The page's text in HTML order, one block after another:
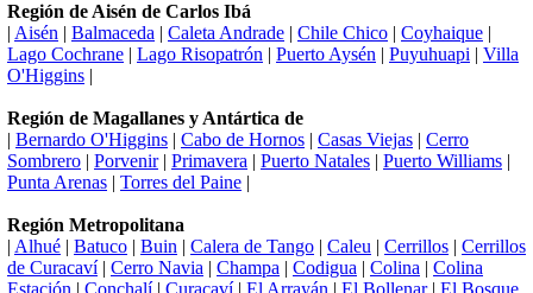
Región de Aisén de Carlos Ibá
| Aisén | Balmaceda | Caleta Andrade | Chile Chico | Coyhaique |
Lago Cochrane | Lago Risopatrón | Puerto Aysén | Puyuhuapi | Villa
O'Higgins |
Región de Magallanes y Antártica de
| Bernardo O'Higgins | Cabo de Hornos | Casas Viejas | Cerro
Sombrero | Porvenir| Primavera | Puerto Natales | Puerto Williams |
Punta Arenas | Torres del Paine |
Región Metropolitana
| Alhué | Batuco | Buin | Calera de Tango | Caleu | Cerrillos | Cerrillos
de Curacaví| Cerro Navia | Champa | Codigua | Colina | Colina
Estación | Conchalí| Curacaví| El Arrayán | El Bollenar| El Bosque